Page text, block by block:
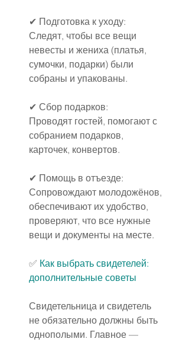
✔ Подготовка к уходу:
Следят, чтобы все вещи
невесты и жениха (платья,
сумочки, подарки) были
собраны и упакованы.
✔ Сбор подарков:
Проводят гостей, помогают с
собранием подарков,
карточек, конвертов.
✔ Помощь в отъезде:
Сопровождают молодожёнов,
обеспечивают их удобство,
проверяют, что все нужные
вещи и документы на месте.
✅ Как выбрать свидетелей:
дополнительные советы
Свидетельница и свидетель
не обязательно должны быть
однополыми. Главное —